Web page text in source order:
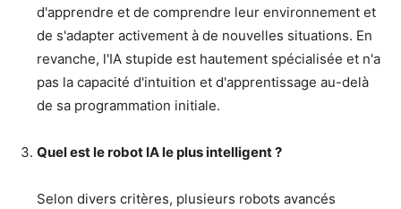
d'apprendre et de comprendre leur environnement et
de s'adapter activement à de nouvelles situations. En
revanche, l'IA stupide est hautement spécialisée et n'a
pas la capacité d'intuition et d'apprentissage au-delà
de sa programmation initiale.
Quel est le robot IA le plus intelligent ?
Selon divers critères, plusieurs robots avancés